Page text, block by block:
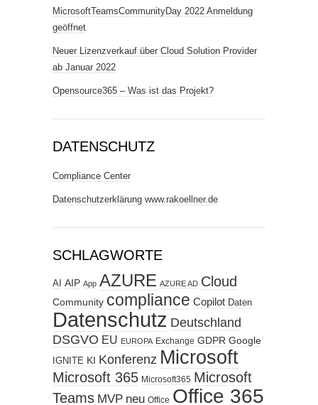
MicrosoftTeamsCommunityDay 2022 Anmeldung
geöffnet
Neuer Lizenzverkauf über Cloud Solution Provider
ab Januar 2022
Opensource365 – Was ist das Projekt?
DATENSCHUTZ
Compliance Center
Datenschutzerklärung www.rakoellner.de
SCHLAGWORTE
AI AIP App AZURE AZURE AD Cloud
Community compliance Copilot Daten
Datenschutz Deutschland
DSGVO EU EUROPA Exchange GDPR Google
IGNITE KI Konferenz Microsoft
Microsoft 365 Microsoft365 Microsoft
Teams MVP neu Office Office 365